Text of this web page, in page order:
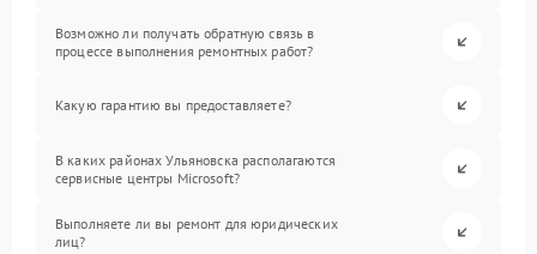
Возможно ли получать обратную связь в
процессе выполнения ремонтных работ?
Какую гарантию вы предоставляете?
В каких районах Ульяновска располагаются
сервисные центры Microsoft?
Выполняете ли вы ремонт для юридических
лиц?